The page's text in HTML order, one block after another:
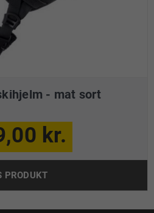
- mat sort
kr.
PRODUKT